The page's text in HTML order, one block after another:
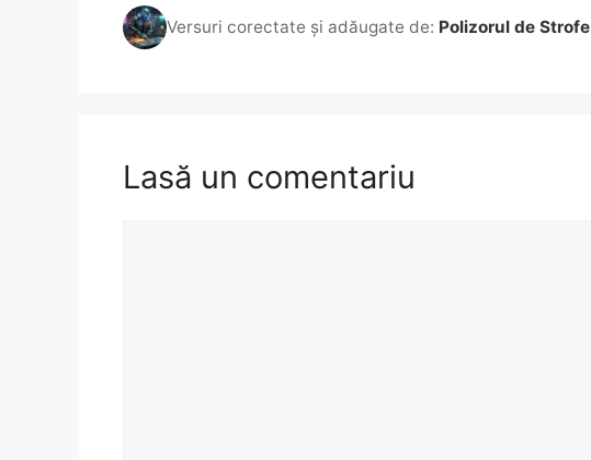
Versuri corectate și adăugate de: Polizorul de Strofe
Lasă un comentariu